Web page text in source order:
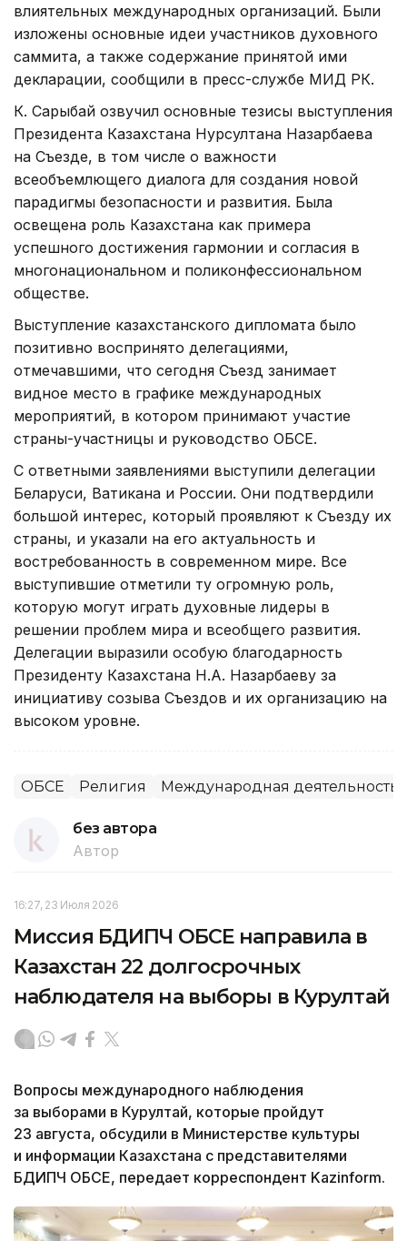
влиятельных международных организаций. Были
изложены основные идеи участников духовного
саммита, а также содержание принятой ими
декларации, сообщили в пресс-службе МИД РК.
К. Сарыбай озвучил основные тезисы выступления
Президента Казахстана Нурсултана Назарбаева
на Съезде, в том числе о важности
всеобъемлющего диалога для создания новой
парадигмы безопасности и развития. Была
освещена роль Казахстана как примера
успешного достижения гармонии и согласия в
многонациональном и поликонфессиональном
обществе.
Выступление казахстанского дипломата было
позитивно воспринято делегациями,
отмечавшими, что сегодня Съезд занимает
видное место в графике международных
мероприятий, в котором принимают участие
страны-участницы и руководство ОБСЕ.
С ответными заявлениями выступили делегации
Беларуси, Ватикана и России. Они подтвердили
большой интерес, который проявляют к Съезду их
страны, и указали на его актуальность и
востребованность в современном мире. Все
выступившие отметили ту огромную роль,
которую могут играть духовные лидеры в
решении проблем мира и всеобщего развития.
Делегации выразили особую благодарность
Президенту Казахстана Н.А. Назарбаеву за
инициативу созыва Съездов и их организацию на
высоком уровне.
ОБСЕ Религия Международная деятельность
без автора
Автор
16:27, 23 Июля 2026
Миссия БДИПЧ ОБСЕ направила в
Казахстан 22 долгосрочных
наблюдателя на выборы в Курултай
Вопросы международного наблюдения
за выборами в Курултай, которые пройдут
23 августа, обсудили в Министерстве культуры
и информации Казахстана с представителями
БДИПЧ ОБСЕ, передает корреспондент Kazinform.